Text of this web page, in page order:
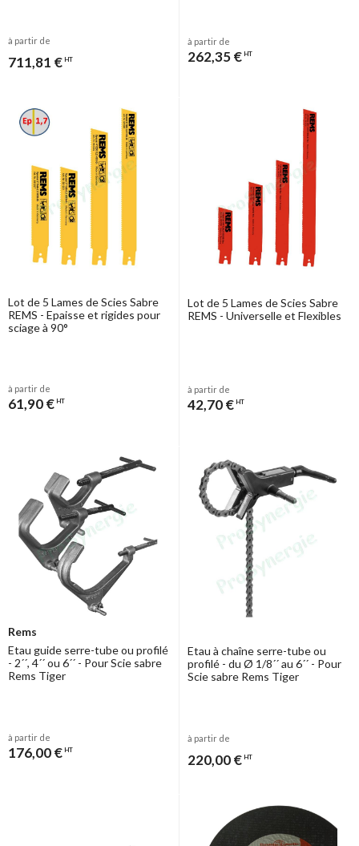
à partir de
711,81 € HT
à partir de
262,35 € HT
Lot de 5 Lames de Scies Sabre
REMS - Epaisse et rigides pour
sciage à 90°
à partir de
61,90 € HT
Lot de 5 Lames de Scies Sabre
REMS - Universelle et Flexibles
à partir de
42,70 € HT
Rems
Etau guide serre-tube ou profilé
- 2´´, 4´´ ou 6´´ - Pour Scie sabre
Rems Tiger
à partir de
176,00 € HT
Etau à chaîne serre-tube ou
profilé - du Ø 1/8´´ au 6´´ - Pour
Scie sabre Rems Tiger
à partir de
220,00 € HT